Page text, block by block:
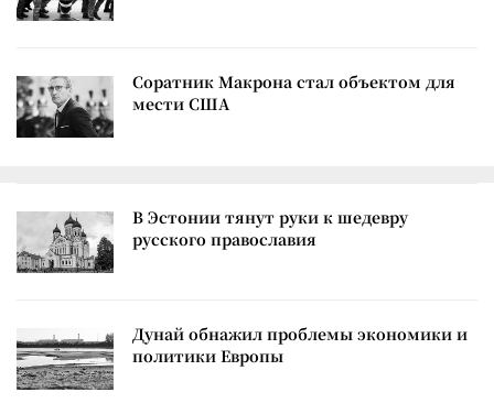
Соратник Макрона стал объектом для
мести США
В Эстонии тянут руки к шедевру
русского православия
Дунай обнажил проблемы экономики и
политики Европы